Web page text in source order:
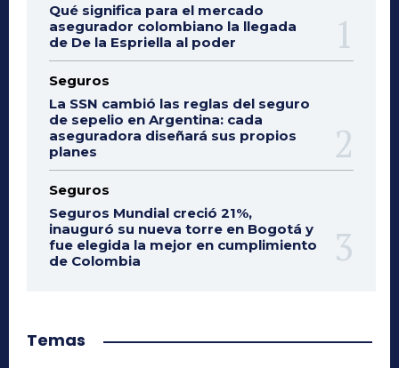
Qué significa para el mercado
asegurador colombiano la llegada
de De la Espriella al poder
Seguros
La SSN cambió las reglas del seguro
de sepelio en Argentina: cada
aseguradora diseñará sus propios
planes
Seguros
Seguros Mundial creció 21%,
inauguró su nueva torre en Bogotá y
fue elegida la mejor en cumplimiento
de Colombia
Temas